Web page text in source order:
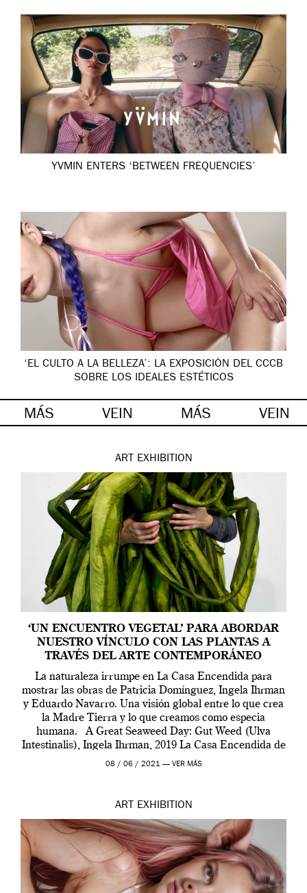
YVMIN ENTERS ‘BETWEEN FREQUENCIES’
‘EL CULTO A LA BELLEZA’: LA EXPOSICIÓN DEL CCCB
SOBRE LOS IDEALES ESTÉTICOS
MÁS VEIN MÁS VEIN
ART EXHIBITION
‘UN ENCUENTRO VEGETAL’ PARA ABORDAR
NUESTRO VÍNCULO CON LAS PLANTAS A
TRAVÉS DEL ARTE CONTEMPORÁNEO
La naturaleza irrumpe en La Casa Encendida para
mostrar las obras de Patricia Domínguez, Ingela Ihrman
y Eduardo Navarro. Una visión global entre lo que crea
la Madre Tierra y lo que creamos como especia
humana. A Great Seaweed Day: Gut Weed (Ulva
Intestinalis), Ingela Ihrman, 2019 La Casa Encendida de
Madrid y la Wellcome […]
08 / 06 / 2021 — VER MÁS
ART EXHIBITION